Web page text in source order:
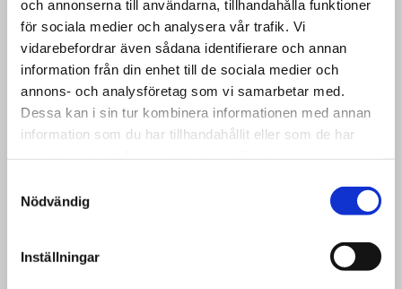
och annonserna till användarna, tillhandahålla funktioner
för sociala medier och analysera vår trafik. Vi
vidarebefordrar även sådana identifierare och annan
information från din enhet till de sociala medier och
annons- och analysföretag som vi samarbetar med.
Dessa kan i sin tur kombinera informationen med annan
information som du har tillhandahållit eller som de har
Nödvändig
Inställningar
Vår historia